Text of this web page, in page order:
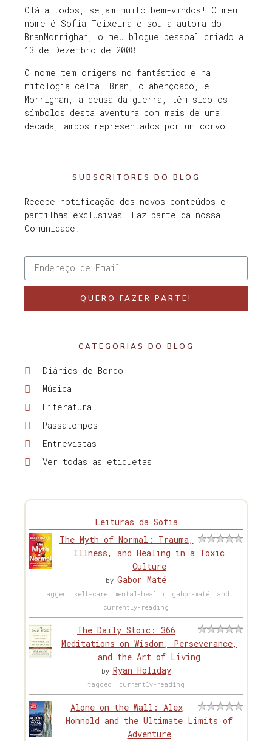
Olá a todos, sejam muito bem-vindos! O meu
nome é Sofia Teixeira e sou a autora do
BranMorrighan, o meu blogue pessoal criado a
13 de Dezembro de 2008.
O nome tem origens no fantástico e na
mitologia celta. Bran, o abençoado, e
Morrighan, a deusa da guerra, têm sido os
símbolos desta aventura com mais de uma
década, ambos representados por um corvo.
SUBSCRITORES DO BLOG
Recebe notificação dos novos conteúdos e
partilhas exclusivas. Faz parte da nossa
Comunidade!
QUERO FAZER PARTE!
CATEGORIAS DO BLOG
Diários de Bordo
Música
Literatura
Passatempos
Entrevistas
Ver todas as etiquetas
Leituras da Sofia
The Myth of Normal: Trauma,
Illness, and Healing in a Toxic
Culture
by Gabor Maté
tagged: self-care, mental-health, gabor-maté, and
currently-reading
The Daily Stoic: 366
Meditations on Wisdom, Perseverance,
and the Art of Living
by Ryan Holiday
tagged: currently-reading
Alone on the Wall: Alex
Honnold and the Ultimate Limits of
Adventure